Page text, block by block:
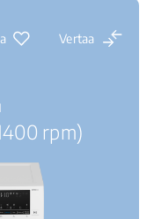
Vertaa
rpm)